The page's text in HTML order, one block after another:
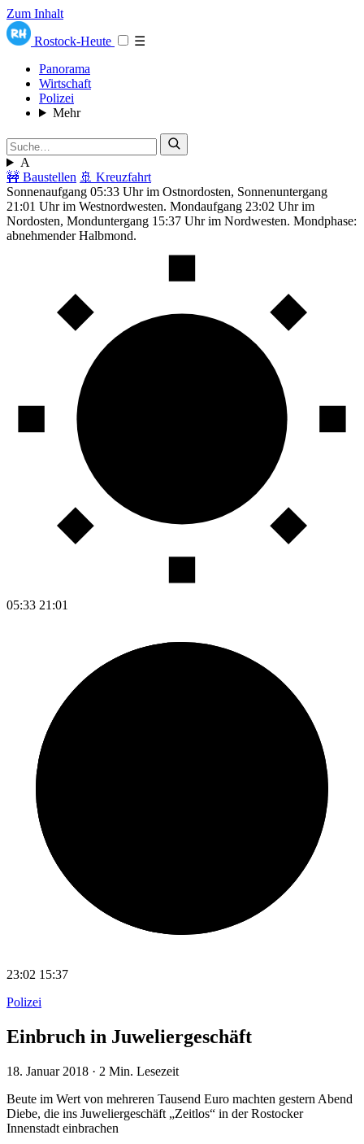
Zum Inhalt
Rostock-Heute
☰
Panorama
Wirtschaft
Polizei
Mehr
A
🚧 Baustellen 🚢 Kreuzfahrt
Sonnenaufgang 05:33 Uhr im Ostnordosten, Sonnenuntergang
21:01 Uhr im Westnordwesten. Mondaufgang 23:02 Uhr im
Nordosten, Monduntergang 15:37 Uhr im Nordwesten. Mondphase:
abnehmender Halbmond.
05:33 21:01
23:02 15:37
Polizei
Einbruch in Juweliergeschäft
18. Januar 2018 · 2 Min. Lesezeit
Beute im Wert von mehreren Tausend Euro machten gestern Abend
Diebe, die ins Juweliergeschäft „Zeitlos“ in der Rostocker
Innenstadt einbrachen